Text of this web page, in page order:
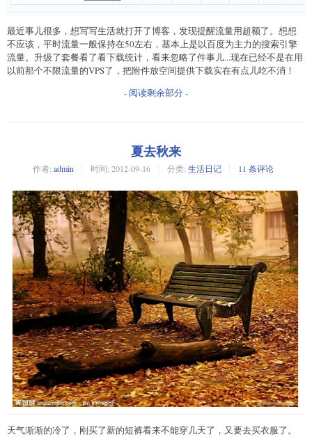
最近事儿很多，想写写生活就打开了博客，发现提醒流量用超额了。想想
不应该，平时流量一般保持在50左右，基本上是以百度为主力的搜索引擎
流量。升级了套餐看了看下载统计，看来忽略了件事儿...现在已经不是在用
以前那个不限流量的VPS了，把附件放空间提供下载实在有点儿吃不消！
- 阅读剩余部分 -
夏去秋来
作者: admin 时间: 2012-09-16 分类: 生活日记 11 条评论
天气渐渐的冷了，刚买了新的短裤看来不能穿几天了，又要去买衣服了。